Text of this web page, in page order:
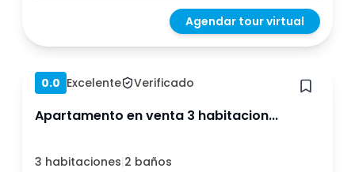
Agendar tour virtual
Hace 1 año
0.0 Excelente Verificado
Apartamento en venta 3 habitacion...
3 habitaciones|2 baños